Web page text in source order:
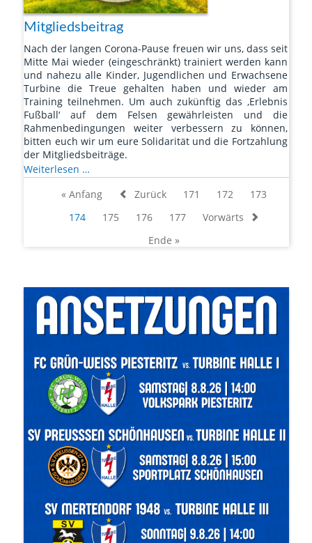
Mitgliedsbeitrag
Nach der langen Corona-Pause freuen wir uns, dass seit
Mitte Mai wieder (eingeschränkt) trainiert werden kann
und nahezu alle Kinder, Jugendlichen und Erwachsene
Turbine die Treue gehalten haben und wieder am
Training teilnehmen. Um auch zukünftig das ‚Erlebnis
Fußball‘ auf dem Felsen gewährleisten und die
Rahmenbedingungen weiter verbessern zu können,
bitten euch wir um eure Solidarität und die Fortzahlung
der Mitgliedsbeiträge.
Weiterlesen …
und
der
« Anfang Zurück 171 172
173
174
175 176 177
Vorwärts
Ende »